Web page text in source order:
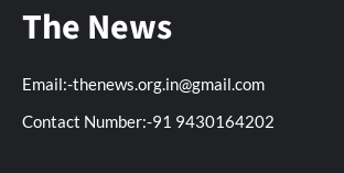
The News
Email:-thenews.org.in@gmail.com
Contact Number:-91 9430164202